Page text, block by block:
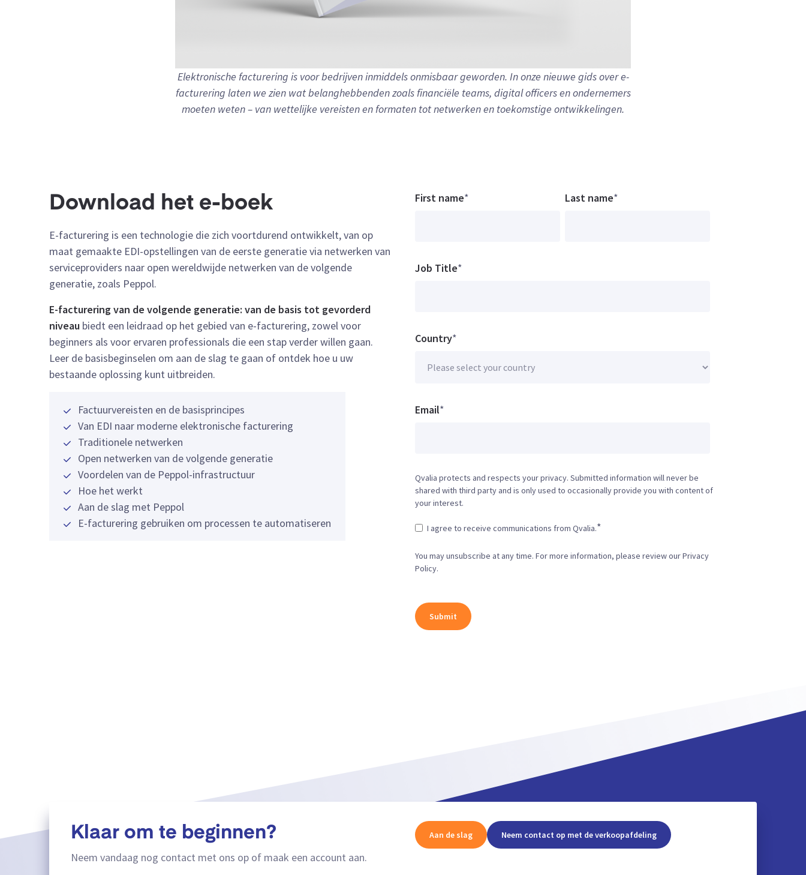
Elektronische facturering is voor bedrijven inmiddels onmisbaar geworden. In onze nieuwe gids over e-
facturering laten we zien wat belanghebbenden zoals financiële teams, digital officers en ondernemers
moeten weten – van wettelijke vereisten en formaten tot netwerken en toekomstige ontwikkelingen.
Download het e-boek
E-facturering is een technologie die zich voortdurend ontwikkelt, van op
maat gemaakte EDI-opstellingen van de eerste generatie via netwerken van
serviceproviders naar open wereldwijde netwerken van de volgende
generatie, zoals Peppol.
E-facturering van de volgende generatie: van de basis tot gevorderd
niveau biedt een leidraad op het gebied van e-facturering, zowel voor
beginners als voor ervaren professionals die een stap verder willen gaan.
Leer de basisbeginselen om aan de slag te gaan of ontdek hoe u uw
bestaande oplossing kunt uitbreiden.
Factuurvereisten en de basisprincipes
Van EDI naar moderne elektronische facturering
Traditionele netwerken
Open netwerken van de volgende generatie
Voordelen van de Peppol-infrastructuur
Hoe het werkt
Aan de slag met Peppol
E-facturering gebruiken om processen te automatiseren
First name* Last name*
Job Title*
Country*
Email*
Qvalia protects and respects your privacy. Submitted information will never be
shared with third party and is only used to occasionally provide you with content of
your interest.
I agree to receive communications from Qvalia.*
You may unsubscribe at any time. For more information, please review our Privacy
Policy.
Klaar om te beginnen?
Neem vandaag nog contact met ons op of maak een account aan.
Aan de slag Neem contact op met de verkoopafdeling